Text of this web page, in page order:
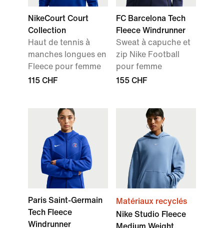
NikeCourt Court
Collection
Haut de tennis à
manches longues en
Fleece pour femme
115 CHF
FC Barcelona Tech
Fleece Windrunner
Sweat à capuche et
zip Nike Football
pour femme
155 CHF
Paris Saint-Germain
Tech Fleece
Windrunner
Matériaux recyclés
Nike Studio Fleece
Medium Weight